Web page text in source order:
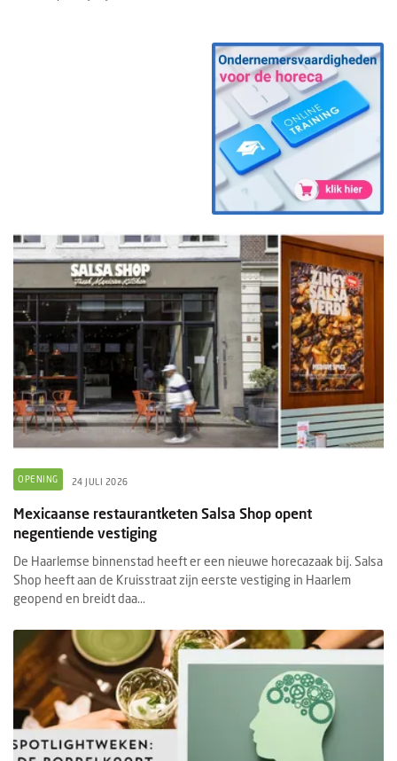
OPENING 24 JULI 2026
Mexicaanse restaurantketen Salsa Shop opent
negentiende vestiging
De Haarlemse binnenstad heeft er een nieuwe horecazaak bij. Salsa
Shop heeft aan de Kruisstraat zijn eerste vestiging in Haarlem
geopend en breidt daa...